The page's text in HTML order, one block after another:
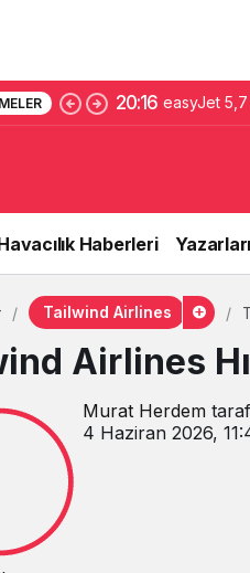
20:16 easyJet 5,7
Haberleri
Tailwind Airlines
Airlines
Murat Herdem
4 Haziran 2026,